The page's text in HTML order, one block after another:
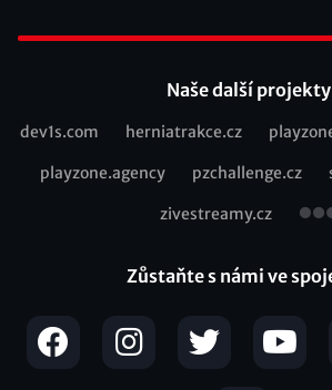
Naše další projekty
Recommended
dev1s.com herniatrakce.cz
playzone.agency pzchallenge.cz
zivestreamy.cz
Zůstaňte s námi ve